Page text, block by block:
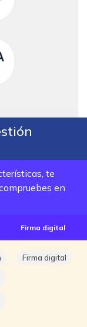
te
en
Firma digital
Firma digital